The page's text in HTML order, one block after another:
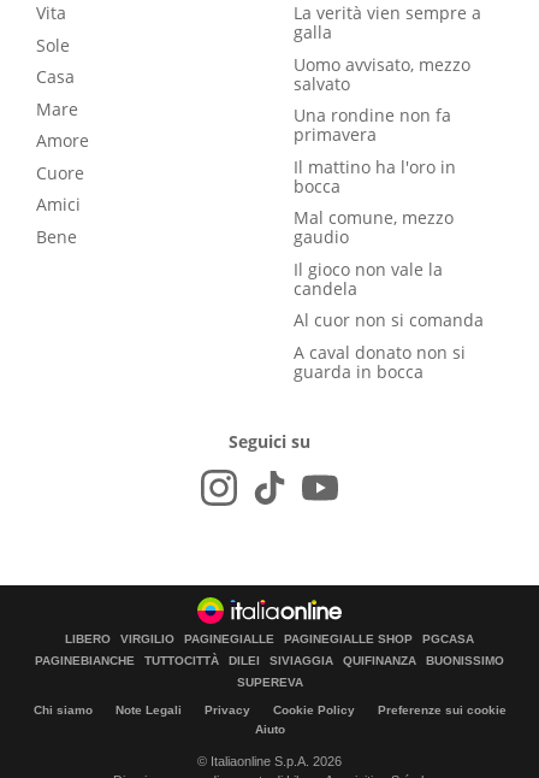
Vita
Sole
Casa
Mare
Amore
Cuore
Amici
Bene
La verità vien sempre a
galla
Uomo avvisato, mezzo
salvato
Una rondine non fa
primavera
Il mattino ha l'oro in
bocca
Mal comune, mezzo
gaudio
Il gioco non vale la
candela
Al cuor non si comanda
A caval donato non si
guarda in bocca
Seguici su
LIBERO VIRGILIO PAGINEGIALLE PAGINEGIALLE SHOP
PGCASA
PAGINEBIANCHE
TUTTOCITTÀ DILEI SIVIAGGIA QUIFINANZA
BUONISSIMO
SUPEREVA
Chi siamo Note Legali Privacy Cookie Policy
Preferenze sui cookie
Aiuto
© Italiaonline S.p.A. 2026